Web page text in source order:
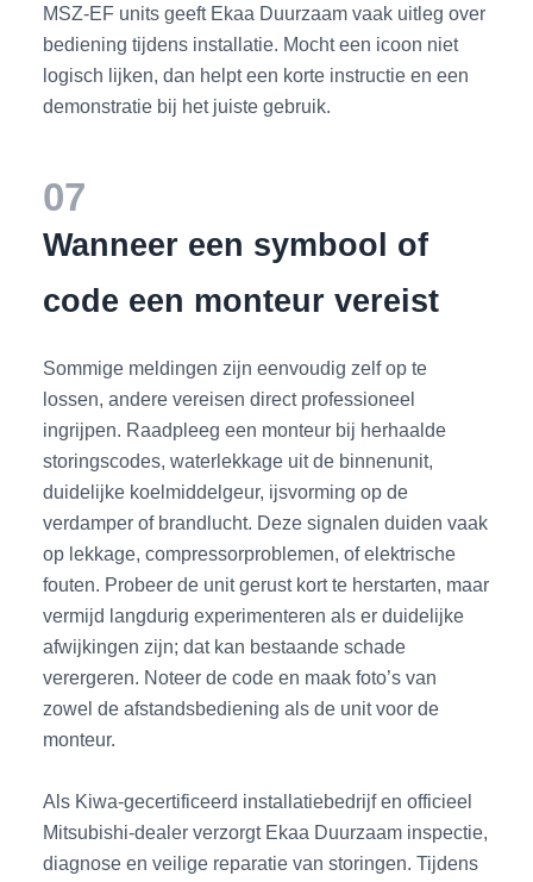
MSZ-EF units geeft Ekaa Duurzaam vaak uitleg over
bediening tijdens installatie. Mocht een icoon niet
logisch lijken, dan helpt een korte instructie en een
demonstratie bij het juiste gebruik.
07
Wanneer een symbool of
code een monteur vereist
Sommige meldingen zijn eenvoudig zelf op te
lossen, andere vereisen direct professioneel
ingrijpen. Raadpleeg een monteur bij herhaalde
storingscodes, waterlekkage uit de binnenunit,
duidelijke koelmiddelgeur, ijsvorming op de
verdamper of brandlucht. Deze signalen duiden vaak
op lekkage, compressorproblemen, of elektrische
fouten. Probeer de unit gerust kort te herstarten, maar
vermijd langdurig experimenteren als er duidelijke
afwijkingen zijn; dat kan bestaande schade
verergeren. Noteer de code en maak foto’s van
zowel de afstandsbediening als de unit voor de
monteur.
Als Kiwa-gecertificeerd installatiebedrijf en officieel
Mitsubishi-dealer verzorgt Ekaa Duurzaam inspectie,
diagnose en veilige reparatie van storingen. Tijdens